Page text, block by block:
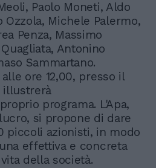
Paolo Moneti, Aldo
Ozzola, Michele Palermo,
Penza, Massimo
Antonino
Sammartano.
ore 12,00, presso il
illustrerà
programa. L'Apa,
si propone di dare
piccoli azionisti, in modo
effettiva e concreta
della società.